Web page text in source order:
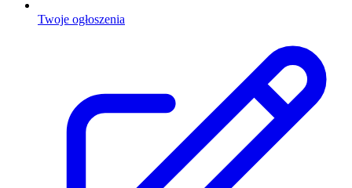
Twoje ogłoszenia